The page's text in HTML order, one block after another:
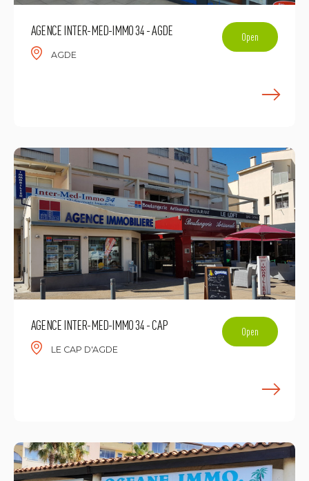
AGENCE INTER-MED-IMMO 34 - AGDE
AGDE
Open
AGENCE INTER-MED-IMMO 34 - CAP
LE CAP D'AGDE
Open